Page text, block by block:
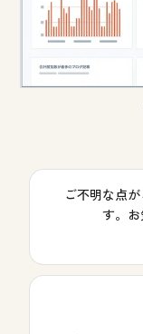
ご不明な点
す。お